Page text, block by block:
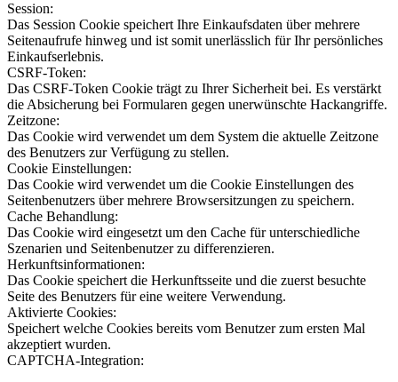
Session:
Das Session Cookie speichert Ihre Einkaufsdaten über mehrere
Seitenaufrufe hinweg und ist somit unerlässlich für Ihr persönliches
Einkaufserlebnis.
CSRF-Token:
Das CSRF-Token Cookie trägt zu Ihrer Sicherheit bei. Es verstärkt
die Absicherung bei Formularen gegen unerwünschte Hackangriffe.
Zeitzone:
Das Cookie wird verwendet um dem System die aktuelle Zeitzone
des Benutzers zur Verfügung zu stellen.
Cookie Einstellungen:
Das Cookie wird verwendet um die Cookie Einstellungen des
Seitenbenutzers über mehrere Browsersitzungen zu speichern.
Cache Behandlung:
Das Cookie wird eingesetzt um den Cache für unterschiedliche
Szenarien und Seitenbenutzer zu differenzieren.
Herkunftsinformationen:
Das Cookie speichert die Herkunftsseite und die zuerst besuchte
Seite des Benutzers für eine weitere Verwendung.
Aktivierte Cookies:
Speichert welche Cookies bereits vom Benutzer zum ersten Mal
akzeptiert wurden.
CAPTCHA-Integration: